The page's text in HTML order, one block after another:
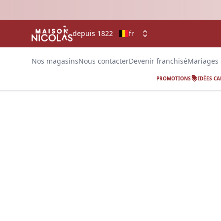
depuis 1822 fr
Nos magasinsNous contacterDevenir franchiséMariages
PROMOTIONS IDÉES